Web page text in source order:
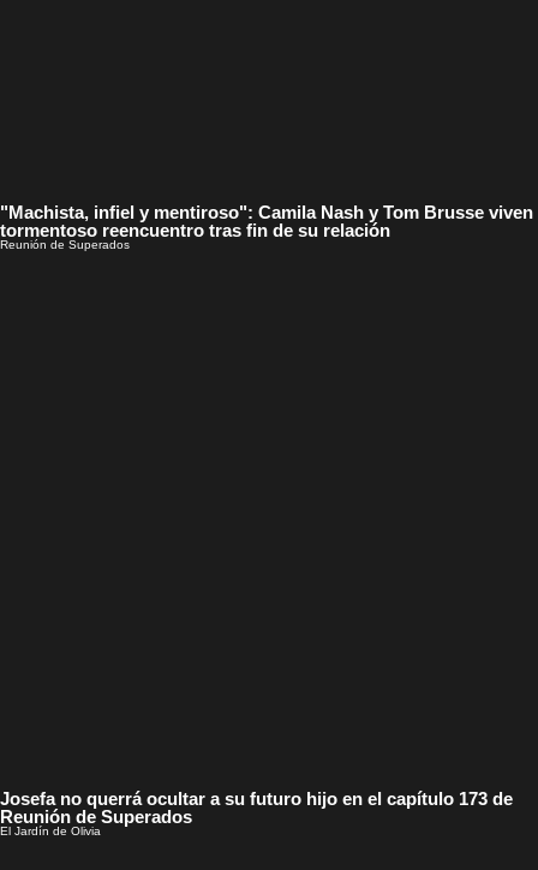
"Machista, infiel y mentiroso": Camila Nash y Tom Brusse viven
tormentoso reencuentro tras fin de su relación
Reunión de Superados
Josefa no querrá ocultar a su futuro hijo en el capítulo 173 de
Reunión de Superados
El Jardín de Olivia